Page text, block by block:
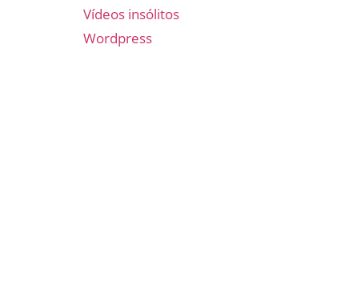
Vídeos insólitos
Wordpress